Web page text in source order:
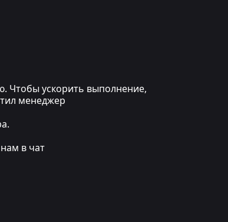
Чтобы ускорить выполнение,
менеджер
в чат